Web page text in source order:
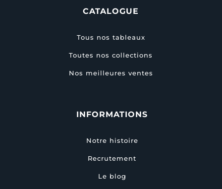
CATALOGUE
Tous nos tableaux
Toutes nos collections
Nos meilleures ventes
INFORMATIONS
Notre histoire
Recrutement
Le blog